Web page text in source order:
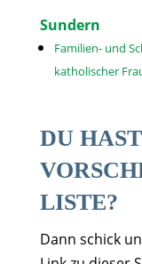
Sundern
Familien- und
katholischer
DU
LISTE?
Dann schick